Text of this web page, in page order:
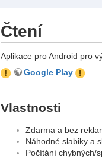
Čtení
Aplikace pro Android pro
Google Play
Vlastnosti
Zdarma a bez
Náhodné slabiky a
Počítání chybných/